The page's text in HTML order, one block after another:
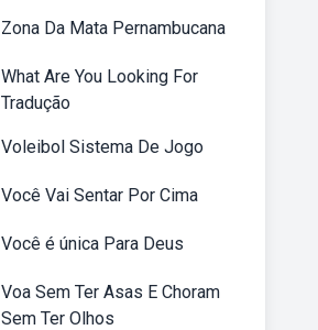
Zona Da Mata Pernambucana
What Are You Looking For
Tradução
Voleibol Sistema De Jogo
Você Vai Sentar Por Cima
Você é única Para Deus
Voa Sem Ter Asas E Choram
Sem Ter Olhos